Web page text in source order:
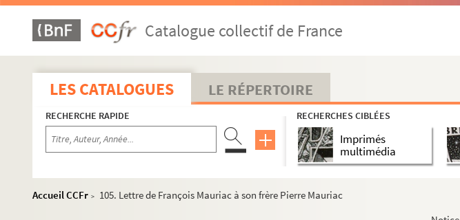
Catalogue collectif de France
LES CATALOGUES LE RÉPERTOIRE
RECHERCHE RAPIDE RECHERCHES CIBLÉES
Imprimés
multimédia
Accueil CCFr >
105. Lettre de François Mauriac à son frère Pierre Mauriac
77. Lettre de François Mauriac à son frère Pierre Mauriac
78. Lettre de François Mauriac à son frère Pierre Mauriac
79. Lettre de François Mauriac à son frère Pierre Mauriac
80. Lettre de François Mauriac à son frère Pierre Mauriac
81. Lettre de François Mauriac à son frère Pierre Mauriac
82. Lettre de François Mauriac à son frère Pierre Mauriac
83. Lettre de François Mauriac à son frère Pierre Mauriac
84. Lettre de François Mauriac à son frère Pierre Mauriac